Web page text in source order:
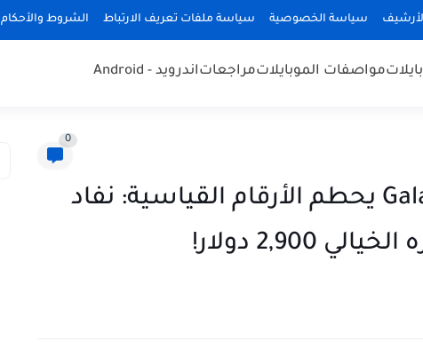
سياسة الخصوصية سياسة ملفات تعريف الارتباط الشروط والأحكام
مواصفات الموبايلاتمراجعاتاندرويد - Android
0
هاتف سامسونج Galaxy Z TriFold يحطم الأرقام القياسية: نفاد
دولار!